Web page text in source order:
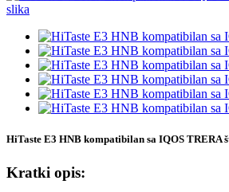
HiTaste E3 HNB kompatibilan sa IQOS TRERA
Kratki opis: